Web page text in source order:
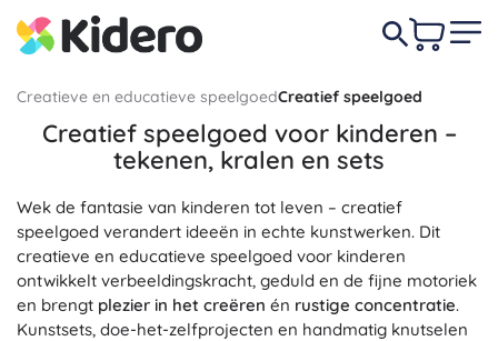
Creatieve en educatieve speelgoedCreatief speelgoed
Creatief speelgoed voor kinderen –
tekenen, kralen en sets
Wek de fantasie van kinderen tot leven – creatief
speelgoed verandert ideeën in echte kunstwerken. Dit
creatieve en educatieve speelgoed voor kinderen
ontwikkelt verbeeldingskracht, geduld en de fijne motoriek
en brengt plezier in het creëren én rustige concentratie.
Kunstsets, doe-het-zelfprojecten en handmatig knutselen